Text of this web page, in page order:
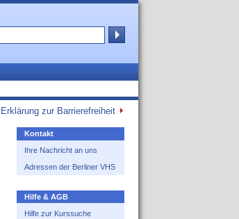
Erklärung zur Barrierefreiheit
Kontakt
Ihre Nachricht an uns
Adressen der Berliner VHS
Hilfe & AGB
Hilfe zur Kurssuche